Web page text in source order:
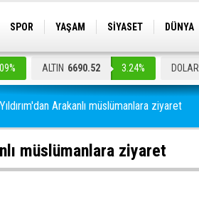
SPOR YAŞAM SİYASET DÜNYA
ALTIN 6690.52 3.24% DOLAR
Arakanlı müslümanlara ziyaret
müslümanlara ziyaret